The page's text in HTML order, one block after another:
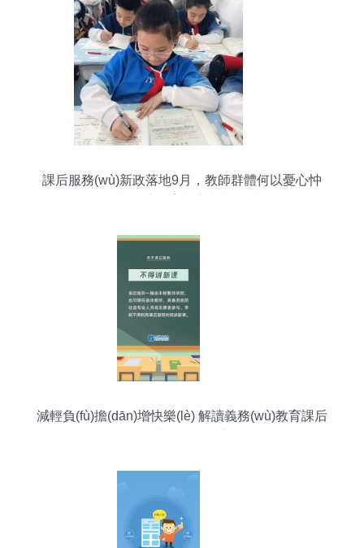
課后服務(wù)新政落地9月，教師群體何以憂心忡
減輕負(fù)擔(dān)增快樂(lè) 解讀義務(wù)教育課后